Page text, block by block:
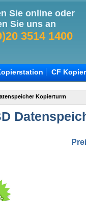
Kopierturm
CF
Sie online oder
Sie uns an
3514 1400